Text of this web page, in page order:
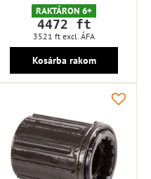
RAKTÁRON 6+
4472 ft
3521 ft excl. ÁFA
Kosárba rakom